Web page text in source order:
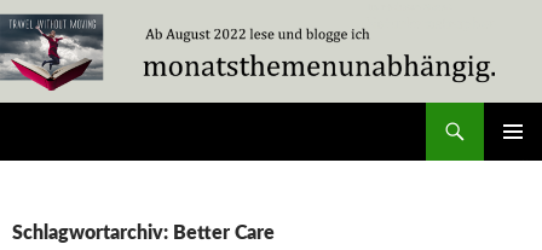
Zum
Inhalt
springen
Schlagwortarchiv: Better Care